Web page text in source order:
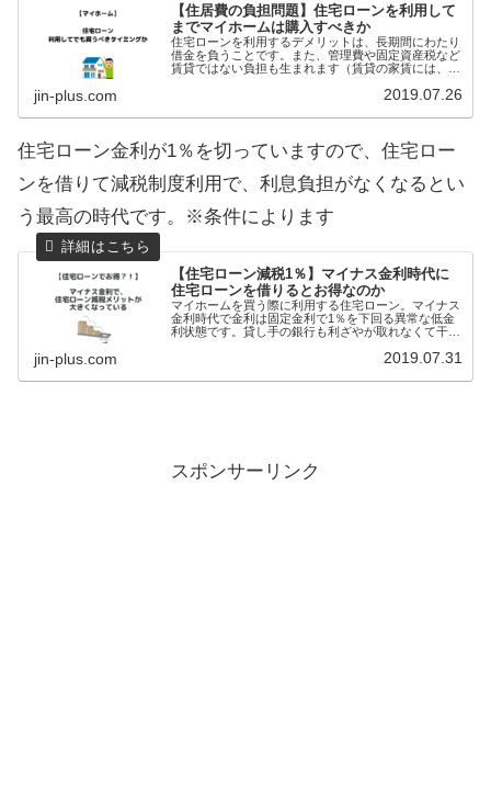
【住居費の負担問題】住宅ローンを利用して
までマイホームは購入すべきか
住宅ローンを利用するデメリットは、長期間にわたり
借金を負うことです。また、管理費や固定資産税など
賃貸ではない負担も生まれます（賃貸の家賃には、大
が）。将来の収入が不安定なときです。住宅ローンを
jin-plus.com 2019.07.26
住宅ローン金利が1％を切っていますので、住宅ロー
ンを借りて減税制度利用で、利息負担がなくなるとい
う最高の時代です。※条件によります
【住宅ローン減税1％】マイナス金利時代に
住宅ローンを借りるとお得なのか
マイホームを買う際に利用する住宅ローン。マイナス
金利時代で金利は固定金利で1％を下回る異常な低金
利状態です。貸し手の銀行も利ざやが取れなくて干上
かで、マイホームを買うかどうかの決断をするのは違
jin-plus.com 2019.07.31
スポンサーリンク